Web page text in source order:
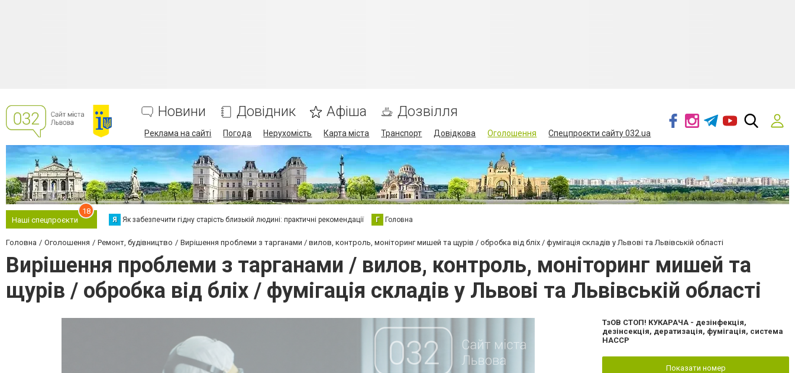
Новини Довідник Афіша Дозвілля
Реклама на сайті Погода Нерухомість Карта міста Транспорт Довідкова Оголошення Спецпроєкти сайту 032.ua
Наші спецпроєкти
18
Я Як забезпечити гідну старість близькій людині: практичні рекомендації Г Головна
Головна Оголошення Ремонт, будівництво Вирішення проблеми з тарганами / вилов, контроль, моніторинг мишей та щурів / обробка від бліх / фумігація складів у Львові та Львівській області
Вирішення проблеми з тарганами / вилов, контроль, моніторинг мишей та
щурів / обробка від бліх / фумігація складів у Львові та Львівській області
ТзОВ СТОП! КУКАРАЧА - дезінфекція,
дезінсекція, дератизація, фумігація, система
HACCP
Показати номер